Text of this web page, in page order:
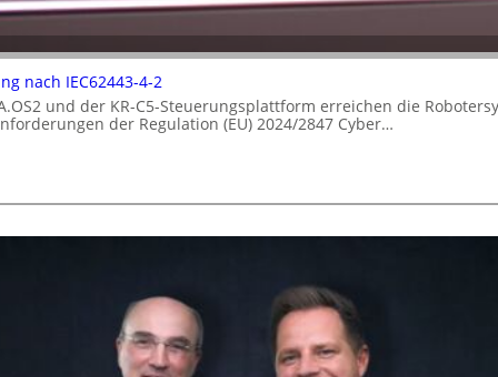
nach IEC62443-4-2
und der KR-C5-Steuerungsplattform erreichen die
der Regulation (EU) 2024/2847 Cyber…